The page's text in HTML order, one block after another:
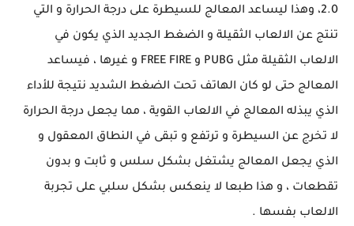
2.0، وهذا ليساعد المعالج للسيطرة على درجة الحرارة و التي
تنتج عن الالعاب الثقيلة و الضغط الجديد الذي يكون في
الالعاب الثقيلة مثل PUBG و FREE FIRE و غيرها ، فيساعد
المعالج حتى لو كان الهاتف تحت الضغط الشديد نتيجة للأداء
الذي يبذله المعالج في الالعاب القوية ، مما يجعل درجة الحرارة
لا تخرج عن السيطرة و ترتفع و تبقى في النطاق المعقول و
الذي يجعل المعالج يشتغل بشكل سلس و ثابت و بدون
تقطعات ، و هذا طبعا لا ينعكس بشكل سلبي على تجربة
الالعاب بفسها .